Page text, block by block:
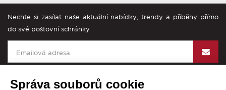
Nechte si zasílat naše aktuální nabídky, trendy a příběhy přímo
do své poštovní schránky
Správa souborů cookie